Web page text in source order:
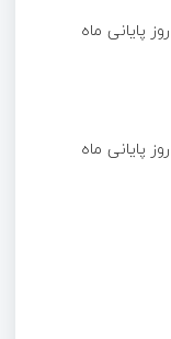
پایانی ماه
پایانی ماه